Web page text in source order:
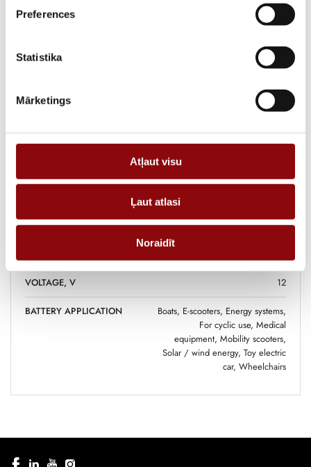
Preferences
Statistika
Mārketings
Atļaut visu
Ļaut atlasi
Noraidīt
ADD TO CART
2.8 kg
DIMENSIONS 15.1x6.5x10 cm
CAPACITY, AH 9
VOLTAGE, V 12
BATTERY APPLICATION
Boats, E-scooters, Energy systems,
For cyclic use, Medical
equipment, Mobility scooters,
Solar / wind energy, Toy electric
car, Wheelchairs